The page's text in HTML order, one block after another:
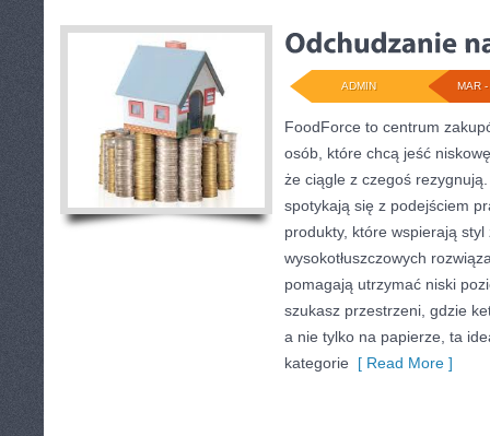
MAR
ADMIN
FoodForce to centrum
osób, które chcą jeść
że ciągle z czegoś
spotykają się z podejściem
produkty, które wspierają
wysokotłuszczowych
pomagają utrzymać niski
szukasz przestrzeni, gdzie
a nie tylko na papierze, ta
kategorie [ Read More ]